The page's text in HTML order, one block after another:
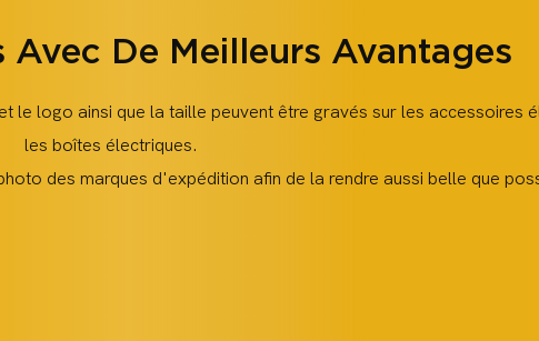
Avec De Meilleurs Avantages
logo ainsi que la taille peuvent être gravés sur les accessoires
les boîtes électriques.
des marques d'expédition afin de la rendre aussi belle que